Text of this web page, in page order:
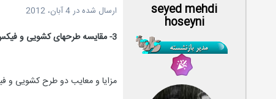
seyed mehdi
hoseyni
ارسال شده در4 آبان، 2012
3- مقایسه طرحهای کشویی و
مزایا و معایب دو طرح کشویی و